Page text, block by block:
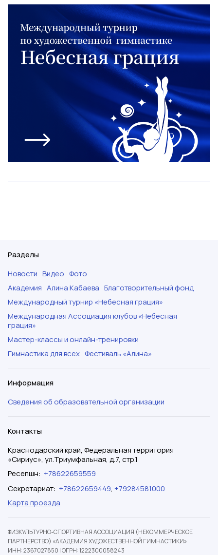
Разделы
Новости Видео Фото
Академия Алина Кабаева Благотворительный фонд
Международный турнир «Небесная грация»
Международная Ассоциация клубов «Небесная
грация»
Мастер-классы и онлайн-тренировки
Гимнастика для всех Фестиваль «Алина»
Информация
Сведения об образовательной организации
Контакты
Краснодарский край, Федеральная территория
«Сириус», ул.Триумфальная, д.7, стр.1
Ресепшн: +78622659559
Секретариат: +78622659449, +79284581000
Карта проезда
ФИЗКУЛЬТУРНО-СПОРТИВНАЯ АССОЦИАЦИЯ (НЕКОММЕРЧЕСКОЕ
ПАРТНЕРСТВО) «АКАДЕМИЯ ХУДОЖЕСТВЕННОЙ ГИМНАСТИКИ»
ИНН: 2367027850 |ОГРН: 1222300058243